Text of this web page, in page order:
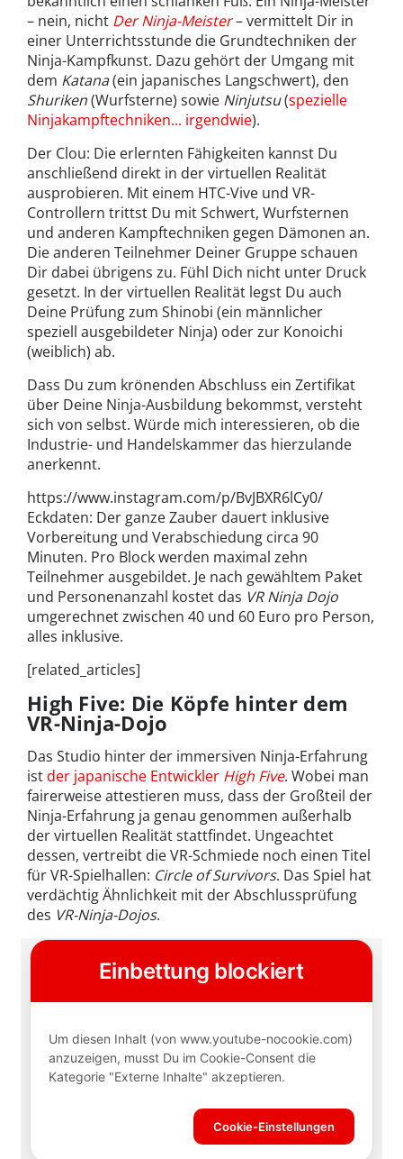
– nein, nicht Der Ninja-Meister– vermittelt Dir in
einer Unterrichtsstunde die Grundtechniken der
Ninja-Kampfkunst. Dazu gehört der Umgang mit
dem Katana(ein japanisches Langschwert), den
Shuriken(Wurfsterne) sowie Ninjutsu(spezielle
Ninjakampftechniken... irgendwie).
Der Clou: Die erlernten Fähigkeiten kannst Du
anschließend direkt in der virtuellen Realität
ausprobieren. Mit einem HTC-Vive und VR-
Controllern trittst Du mit Schwert, Wurfsternen
und anderen Kampftechniken gegen Dämonen an.
Die anderen Teilnehmer Deiner Gruppe schauen
Dir dabei übrigens zu. Fühl Dich nicht unter Druck
gesetzt. In der virtuellen Realität legst Du auch
Deine Prüfung zum Shinobi (ein männlicher
speziell ausgebildeter Ninja) oder zur Konoichi
(weiblich) ab.
Dass Du zum krönenden Abschluss ein Zertifikat
über Deine Ninja-Ausbildung bekommst, versteht
sich von selbst. Würde mich interessieren, ob die
Industrie- und Handelskammer das hierzulande
anerkennt.
https://www.instagram.com/p/BvJBXR6lCy0/
Eckdaten: Der ganze Zauber dauert inklusive
Vorbereitung und Verabschiedung circa 90
Minuten. Pro Block werden maximal zehn
Teilnehmer ausgebildet. Je nach gewähltem Paket
und Personenanzahl kostet das VR Ninja Dojo
umgerechnet zwischen 40 und 60 Euro pro Person,
alles inklusive.
[related_articles]
High Five: Die Köpfe hinter dem
VR-Ninja-Dojo
Das Studio hinter der immersiven Ninja-Erfahrung
istder japanische Entwickler High Five. Wobei man
fairerweise attestieren muss, dass der Großteil der
Ninja-Erfahrung ja genau genommen außerhalb
der virtuellen Realität stattfindet. Ungeachtet
dessen, vertreibt die VR-Schmiede noch einen Titel
für VR-Spielhallen: Circle of Survivors. Das Spiel hat
verdächtig Ähnlichkeit mit der Abschlussprüfung
des VR-Ninja-Dojos.